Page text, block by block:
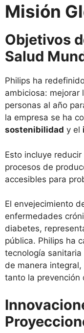
Misión
Objetivos
Salud
Philips ha
ambiciosa:
personas al año
la empresa se ha
sostenibilidad y el
Esto incluye
procesos de
accesibles para
El envejecimiento
enfermedades
diabetes,
pública. Philips ha
tecnología
de manera
tanto la prevención